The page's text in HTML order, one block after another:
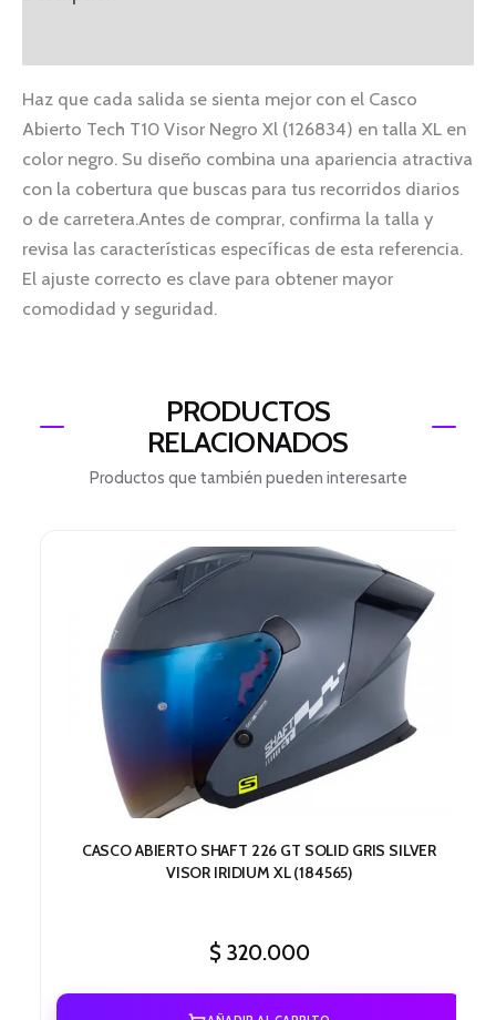
Haz que cada salida se sienta mejor con el Casco
Abierto Tech T10 Visor Negro Xl (126834) en talla XL en
color negro. Su diseño combina una apariencia atractiva
con la cobertura que buscas para tus recorridos diarios
o de carretera.Antes de comprar, confirma la talla y
revisa las características específicas de esta referencia.
El ajuste correcto es clave para obtener mayor
comodidad y seguridad.
PRODUCTOS
RELACIONADOS
Productos que también pueden interesarte
CASCO ABIERTO SHAFT 226 GT SOLID GRIS SILVER
VISOR IRIDIUM XL (184565)
$320.000